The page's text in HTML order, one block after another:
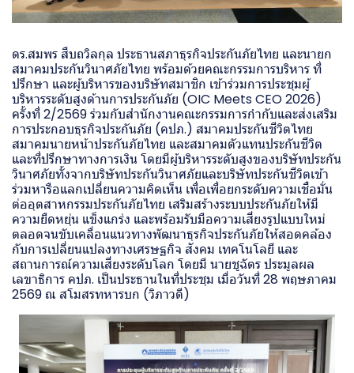
ดร.สมพร สืบถวิลกุล ประธานสภาธุรกิจประกันภัยไทย และนายก
สมาคมประกันวินาศภัยไทย พร้อมด้วยคณะกรรมการบริหาร ที่
ปรึกษา และผู้บริหารของบริษัทสมาชิก เข้าร่วมการประชุมผู้
บริหารระดับสูงด้านการประกันภัย (OIC Meets CEO 2026)
ครั้งที่ 2/2569 ร่วมกับสำนักงานคณะกรรมการกำกับและส่งเสริม
การประกอบธุรกิจประกันภัย (คปภ.) สมาคมประกันชีวิตไทย
สมาคมนายหน้าประกันภัยไทย และสมาคมตัวแทนประกันชีวิต
และที่ปรึกษาทางการเงิน โดยมีผู้บริหารระดับสูงของบริษัทประกัน
วินาศภัยทั้งจากบริษัทประกันวินาศภัยและบริษัทประกันชีวิตเข้า
ร่วมหารือแลกเปลี่ยนความคิดเห็น เพื่อเพื่อยกระดับความเชื่อมั่น
ต่ออุตสาหกรรมประกันภัยไทย เสริมสร้างระบบประกันภัยให้มี
ความยืดหยุ่น แข็งแกร่ง และพร้อมรับมือความเสี่ยงรูปแบบใหม่
ตลอดจนขับเคลื่อนแนวทางพัฒนาธุรกิจประกันภัยให้สอดคล้อง
กับการเปลี่ยนแปลงทางเศรษฐกิจ สังคม เทคโนโลยี และ
สถานการณ์ความเสี่ยงระดับโลก โดยมี นายชูฉัตร ประมูลผล
เลขาธิการ คปภ. เป็นประธานในที่ประชุม เมื่อวันที่ 28 พฤษภาคม
2569 ณ สโมสรทหารบก (วิภาวดี)